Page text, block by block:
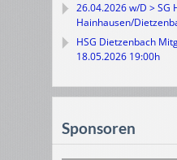
26.04.2026 w/D > SG
Hainhausen/
HSG Dietzenbach
18.05.2026 19:00h
Sponsoren